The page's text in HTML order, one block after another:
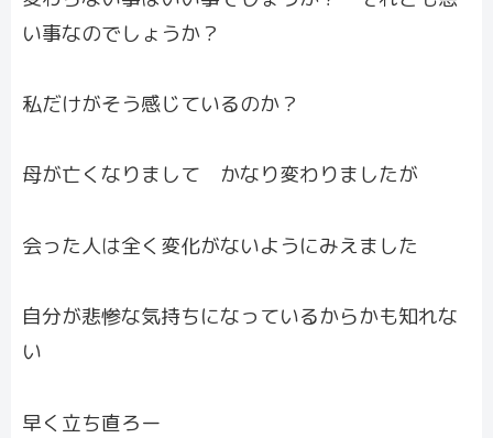
い事なのでしょうか？
私だけがそう感じているのか？
母が亡くなりまして かなり変わりましたが
会った人は全く変化がないようにみえました
自分が悲惨な気持ちになっているからかも知れな
い
早く立ち直ろー